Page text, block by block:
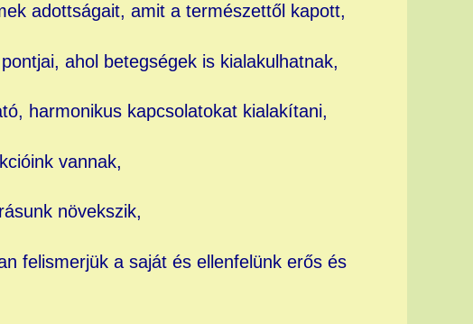
adottságait, amit a természettől kapott,
ahol betegségek is kialakulhatnak,
harmonikus kapcsolatokat kialakítani,
vannak,
növekszik,
felismerjük a saját és ellenfelünk erős és